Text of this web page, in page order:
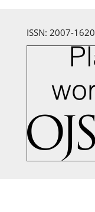
ISSN: 2007-1620